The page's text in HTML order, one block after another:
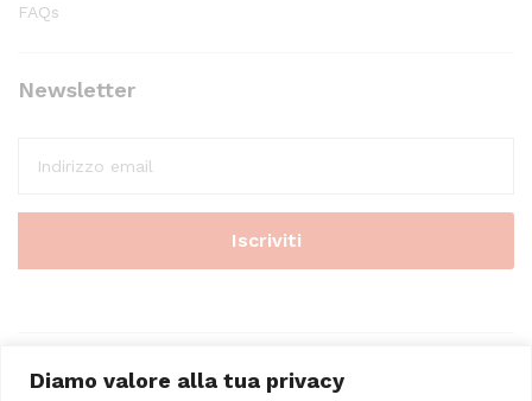
Diamo valore alla tua privacy
FAQs
Newsletter